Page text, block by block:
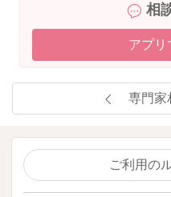
相
アプリ
専門家
ご利用の